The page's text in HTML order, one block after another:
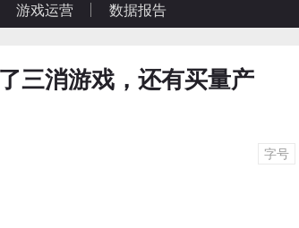
游戏运营 数据报告
三消游戏，还有买量产
字号